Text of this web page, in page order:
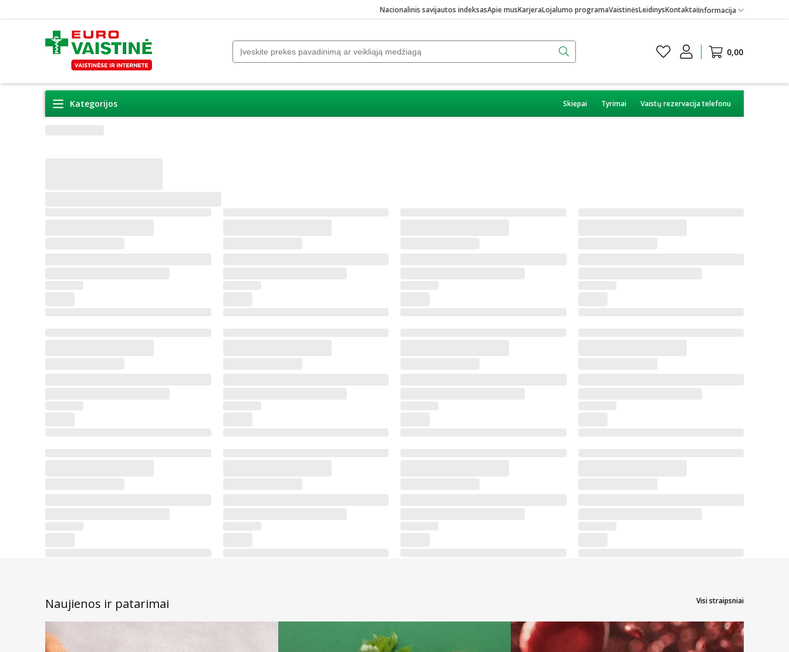
Nacionalinis savijautos indeksasApie musKarjeraLojalumo programaVaistinėsLeidinysKontaktaiInformacija
0,00
Kategorijos Skiepai Tyrimai Vaistų rezervacija telefonu
Naujienos ir patarimai Visi straipsniai